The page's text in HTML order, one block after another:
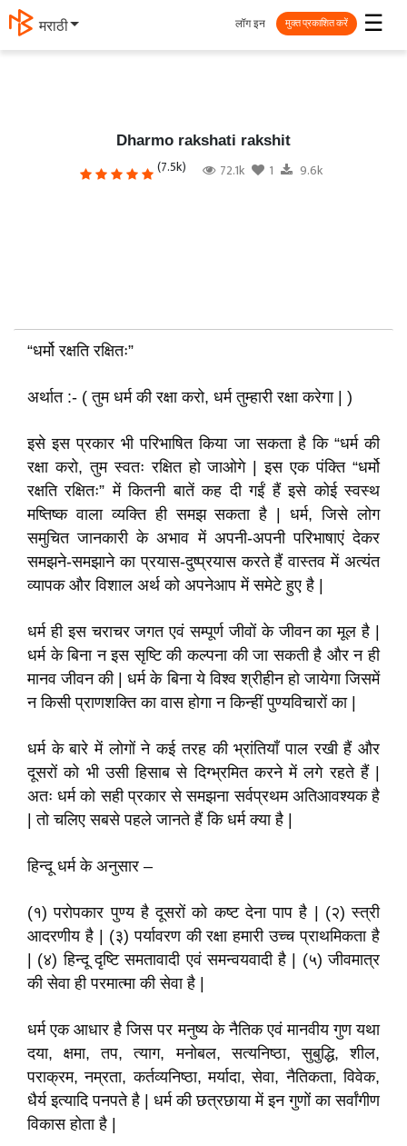
मराठी ☰
लॉग इन मुक्त प्रकाशित करें
Dharmo rakshati rakshit
(7.5k) 72.1k 1 9.6k
“धर्मो रक्षति रक्षितः”
अर्थात :- ( तुम धर्म की रक्षा करो, धर्म तुम्हारी रक्षा करेगा | )
इसे इस प्रकार भी परिभाषित किया जा सकता है कि “धर्म की
रक्षा करो, तुम स्वतः रक्षित हो जाओगे | इस एक पंक्ति “धर्मो
रक्षति रक्षितः” में कितनी बातें कह दी गईं हैं इसे कोई स्वस्थ
मष्तिष्क वाला व्यक्ति ही समझ सकता है | धर्म, जिसे लोग
समुचित जानकारी के अभाव में अपनी-अपनी परिभाषाएं देकर
समझने-समझाने का प्रयास-दुष्प्रयास करते हैं वास्तव में अत्यंत
व्यापक और विशाल अर्थ को अपनेआप में समेटे हुए है |
धर्म ही इस चराचर जगत एवं सम्पूर्ण जीवों के जीवन का मूल है |
धर्म के बिना न इस सृष्टि की कल्पना की जा सकती है और न ही
मानव जीवन की | धर्म के बिना ये विश्व श्रीहीन हो जायेगा जिसमें
न किसी प्राणशक्ति का वास होगा न किन्हीं पुण्यविचारों का |
धर्म के बारे में लोगों ने कई तरह की भ्रांतियाँ पाल रखी हैं और
दूसरों को भी उसी हिसाब से दिग्भ्रमित करने में लगे रहते हैं |
अतः धर्म को सही प्रकार से समझना सर्वप्रथम अतिआवश्यक है
| तो चलिए सबसे पहले जानते हैं कि धर्म क्या है |
हिन्दू धर्म के अनुसार –
(१) परोपकार पुण्य है दूसरों को कष्ट देना पाप है | (२) स्त्री
आदरणीय है | (३) पर्यावरण की रक्षा हमारी उच्च प्राथमिकता है
| (४) हिन्दू दृष्टि समतावादी एवं समन्वयवादी है | (५) जीवमात्र
की सेवा ही परमात्मा की सेवा है |
धर्म एक आधार है जिस पर मनुष्य के नैतिक एवं मानवीय गुण यथा
दया, क्षमा, तप, त्याग, मनोबल, सत्यनिष्ठा, सुबुद्धि, शील,
पराक्रम, नम्रता, कर्तव्यनिष्ठा, मर्यादा, सेवा, नैतिकता, विवेक,
धैर्य इत्यादि पनपते है | धर्म की छत्रछाया में इन गुणों का सर्वांगीण
विकास होता है |